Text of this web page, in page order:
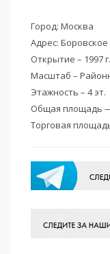
Город: Москва
Адрес: Боровское
Открытие – 1997 г.
Масштаб –
Этажность – 4 эт.
Общая площадь —
Торговая